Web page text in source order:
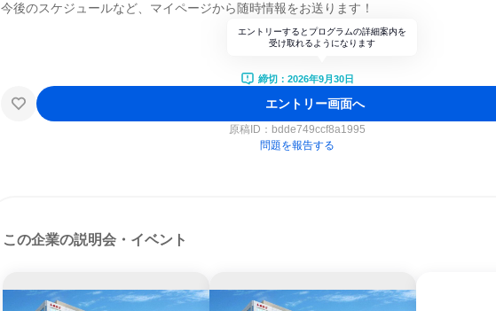
今後のスケジュールなど、マイページから随時情報をお送ります！
エントリーするとプログラムの詳細案内を
受け取れるようになります
締切：2026年9月30日
エントリー画面へ
原稿ID： bdde749ccf8a1995
問題を報告する
この企業の説明会・イベント